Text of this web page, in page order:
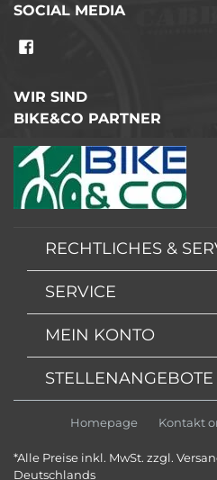
SOCIAL MEDIA
WIR SIND
BIKE&CO PARTNER
RECHTLICHES &
SERVICE
MEIN KONTO
STELLENANGEBOTE
Homepage Kontakt
*Alle Preise inkl. MwSt. zzgl.
Deutschlands